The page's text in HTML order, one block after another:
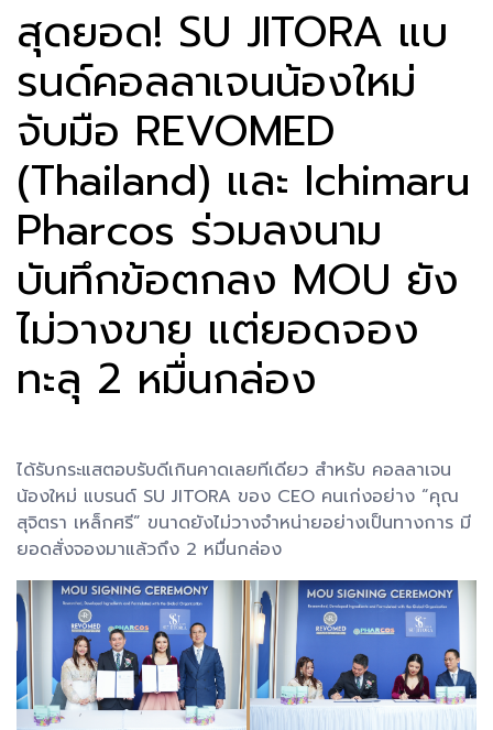
สุดยอด! SU JITORA แบ
รนด์คอลลาเจนน้องใหม่
จับมือ REVOMED
(Thailand) และ Ichimaru
Pharcos ร่วมลงนาม
บันทึกข้อตกลง MOU ยัง
ไม่วางขาย แต่ยอดจอง
ทะลุ 2 หมื่นกล่อง
ได้รับกระแสตอบรับดีเกินคาดเลยทีเดียว สำหรับ คอลลาเจน
น้องใหม่ แบรนด์ SU JITORA ของ CEO คนเก่งอย่าง “คุณ
สุจิตรา เหล็กศรี” ขนาดยังไม่วางจำหน่ายอย่างเป็นทางการ มี
ยอดสั่งจองมาแล้วถึง 2 หมื่นกล่อง